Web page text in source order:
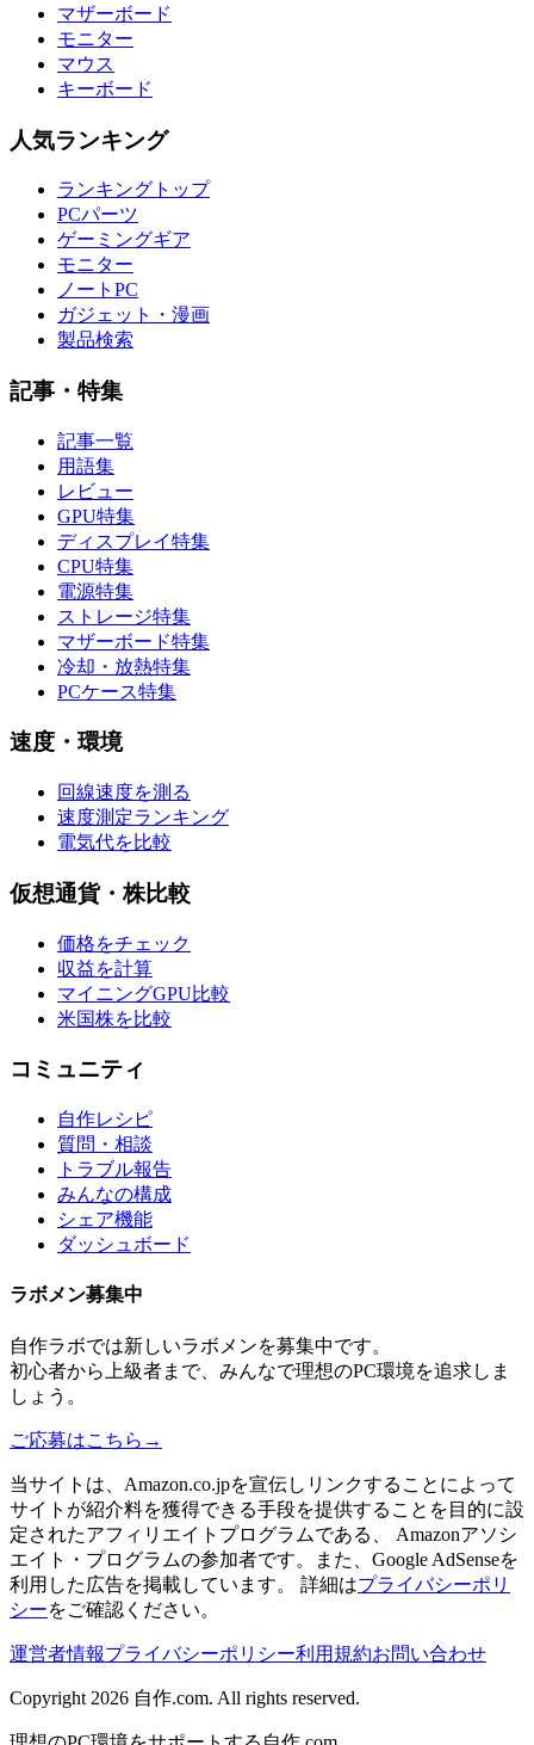
マザーボード
モニター
マウス
キーボード
人気ランキング
ランキングトップ
PCパーツ
ゲーミングギア
モニター
ノートPC
ガジェット・漫画
製品検索
記事・特集
記事一覧
用語集
レビュー
GPU特集
ディスプレイ特集
CPU特集
電源特集
ストレージ特集
マザーボード特集
冷却・放熱特集
PCケース特集
速度・環境
回線速度を測る
速度測定ランキング
電気代を比較
仮想通貨・株比較
価格をチェック
収益を計算
マイニングGPU比較
米国株を比較
コミュニティ
自作レシピ
質問・相談
トラブル報告
みんなの構成
シェア機能
ダッシュボード
ラボメン募集中
自作ラボでは新しいラボメンを募集中です。
初心者から上級者まで、みんなで理想のPC環境を追求しま
しょう。
ご応募はこちら →
当サイトは、Amazon.co.jpを宣伝しリンクすることによって
サイトが紹介料を獲得できる手段を提供することを目的に設
定されたアフィリエイトプログラムである、 Amazonアソシ
エイト・プログラムの参加者です。また、Google AdSenseを
利用した広告を掲載しています。 詳細はプライバシーポリ
シーをご確認ください。
運営者情報プライバシーポリシー利用規約お問い合わせ
Copyright 2026 自作.com. All rights reserved.